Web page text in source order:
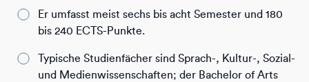
Er umfasst meist sechs bis acht Semester und 180
bis 240 ECTS-Punkte.
Typische Studienfächer sind Sprach-, Kultur-, Sozial-
und Medienwissenschaften; der Bachelor of Arts